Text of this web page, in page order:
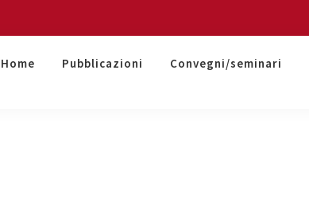
Home Pubblicazioni Convegni/seminari